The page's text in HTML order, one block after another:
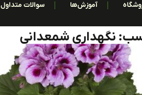
آموزش‌ها سوالات متداول
نگهداری شمعدانی